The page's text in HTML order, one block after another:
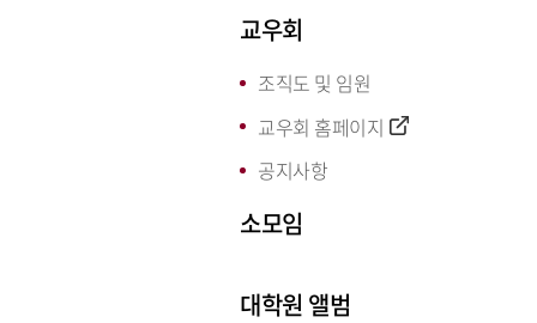
교우회
조직도 및 임원
교우회 홈페이지
공지사항
소모임
대학원 앨범